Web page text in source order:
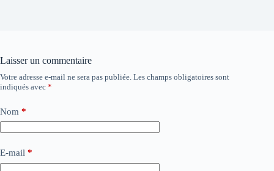
Laisser un commentaire
Votre adresse e-mail ne sera pas publiée. Les champs obligatoires sont
indiqués avec *
Nom *
E-mail *